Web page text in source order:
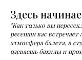
Здесь
"Как только вы
ресепшн вас
атмосфера балета, в
одеваешь бахилы и